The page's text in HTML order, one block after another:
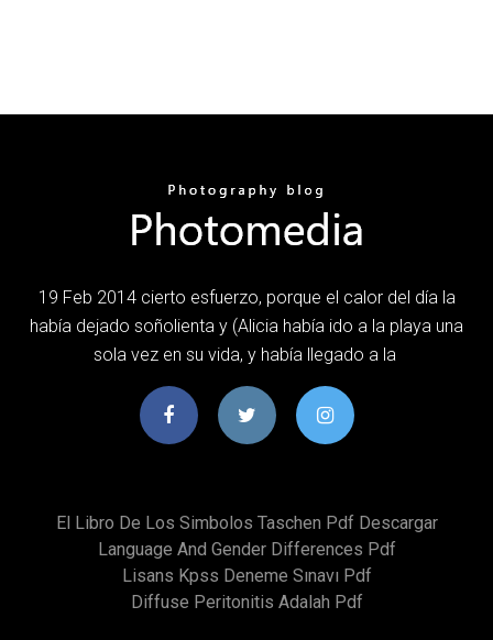
19 Feb 2014 cierto esfuerzo, porque el calor del día la
había dejado soñolienta y (Alicia había ido a la playa una
sola vez en su vida, y había llegado a la
El Libro De Los Simbolos Taschen Pdf Descargar
Language And Gender Differences Pdf
Lisans Kpss Deneme Sınavı Pdf
Diffuse Peritonitis Adalah Pdf